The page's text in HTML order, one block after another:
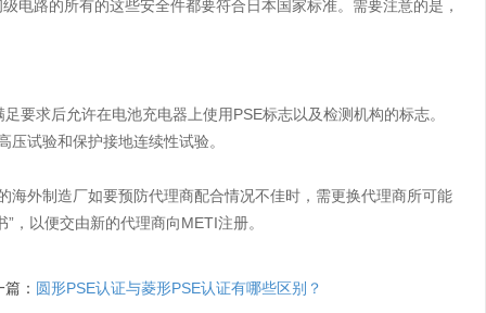
电路的所有的这些安全件都要符合日本国家标准。需要注意的是，
求后允许在电池充电器上使用PSE标志以及检测机构的标志。
压试验和保护接地连续性试验。
外制造厂如要预防代理商配合情况不佳时，需更换代理商所可能
，以便交由新的代理商向METI注册。
： 圆形PSE认证与菱形PSE认证有哪些区别？